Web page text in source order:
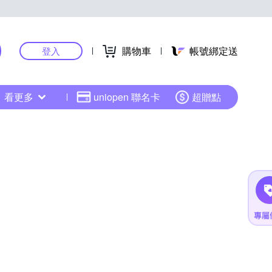
登入 購物車 帳號綁定送
看更多 uniopen 聯名卡 超贈點